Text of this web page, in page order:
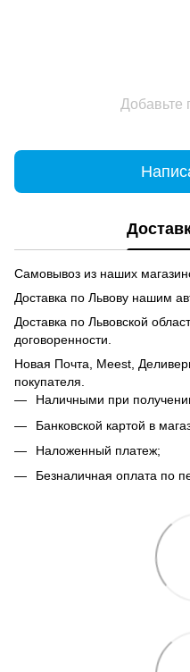
Добавьте
Самовывоз из наших
Доставка по Львову нашим
Доставка по Львовской
договоренности.
Новая Почта, Meest,
покупателя.
Наличными при
Банковской картой в
Наложенный платеж;
Безналичная оплата по